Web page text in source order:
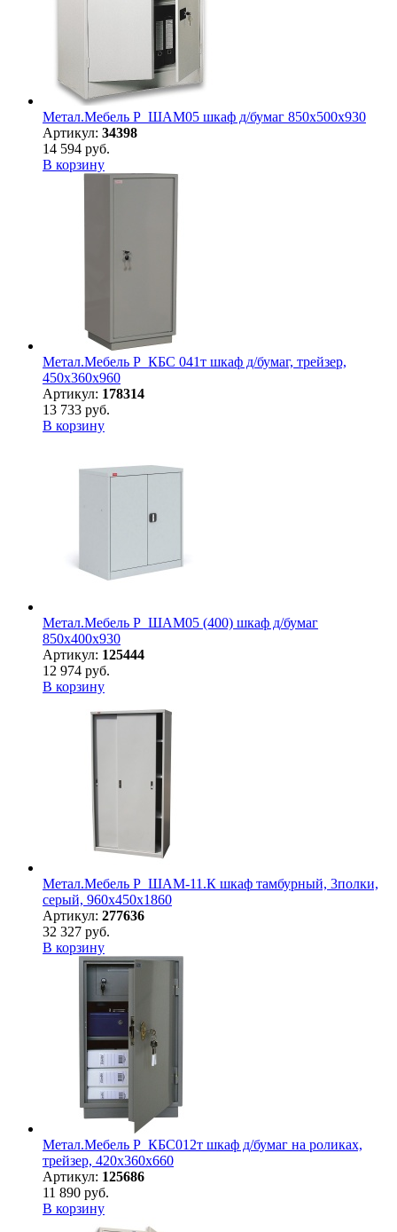
Метал.Мебель P_ШАМ05 шкаф д/бумаг 850х500х930
Артикул: 34398
14 594 руб.
В корзину
Метал.Мебель P_КБC 041т шкаф д/бумаг, трейзер,
450х360х960
Артикул: 178314
13 733 руб.
В корзину
Метал.Мебель P_ШАМ05 (400) шкаф д/бумаг
850х400х930
Артикул: 125444
12 974 руб.
В корзину
Метал.Мебель P_ШАМ-11.К шкаф тамбурный, 3полки,
серый, 960х450х1860
Артикул: 277636
32 327 руб.
В корзину
Метал.Мебель P_КБС012т шкаф д/бумаг на роликах,
трейзер, 420х360х660
Артикул: 125686
11 890 руб.
В корзину